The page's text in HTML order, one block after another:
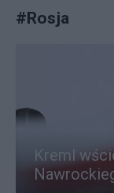
#Rosja
Kreml